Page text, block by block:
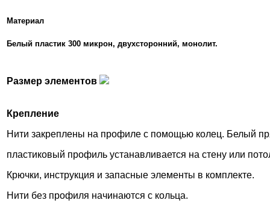
Материал
Белый пластик 300 микрон, двухсторонний, монолит.
Размер элементов
Крепление
Нити закреплены на профиле с помощью колец. Белый
пластиковый профиль устанавливается на стену или
Крючки, инструкция и запасные элементы в комплекте.
Нити без профиля начинаются с кольца.